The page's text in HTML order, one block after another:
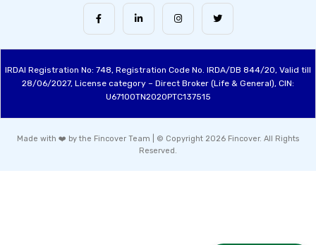
IRDAI Registration No: 748, Registration Code No. IRDA/DB 844/20, Valid till
28/06/2027, License category – Direct Broker (Life & General), CIN:
U67100TN2020PTC137515
Made with ❤️ by the Fincover Team | © Copyright 2026 Fincover. All Rights
Reserved.